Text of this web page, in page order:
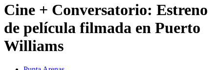
Cine + Conversatorio: Estreno
de película filmada en Puerto
Williams